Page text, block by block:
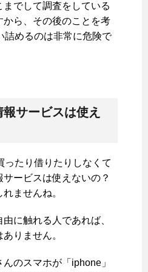
でして調査をしている
から、その後のことを考
詰めるのは非常に危険で
サービスは使え
ったり借りたりしなくて
ービスは使えないの？
ませんね。
に触れる人であれば、
りません。
のスマホが「iphone」